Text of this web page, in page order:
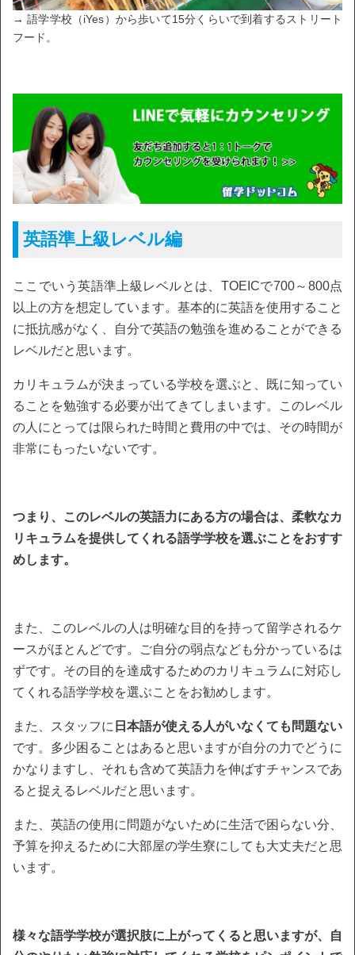
→ 語学学校（iYes）から歩いて15分くらいで到着するストリート
フード。
英語準上級レベル編
ここでいう英語準上級レベルとは、TOEICで700～800点
以上の方を想定しています。基本的に英語を使用すること
に抵抗感がなく、自分で英語の勉強を進めることができる
レベルだと思います。
カリキュラムが決まっている学校を選ぶと、既に知ってい
ることを勉強する必要が出てきてしまいます。このレベル
の人にとっては限られた時間と費用の中では、その時間が
非常にもったいないです。
つまり、このレベルの英語力にある方の場合は、柔軟なカ
リキュラムを提供してくれる語学学校を選ぶことをおすす
めします。
また、このレベルの人は明確な目的を持って留学されるケ
ースがほとんどです。ご自分の弱点なども分かっているは
ずです。その目的を達成するためのカリキュラムに対応し
てくれる語学学校を選ぶことをお勧めします。
また、スタッフに 日本語が使える人がいなくても問題ない
です。多少困ることはあると思いますが自分の力でどうに
かなりますし、それも含めて英語力を伸ばすチャンスであ
ると捉えるレベルだと思います。
また、英語の使用に問題がないために生活で困らない分、
予算を抑えるために大部屋の学生寮にしても大丈夫だと思
います。
様々な語学学校が選択肢に上がってくると思いますが、自